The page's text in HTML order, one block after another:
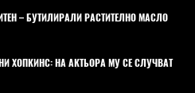
– БУТИЛИРАЛИ РАСТИТЕЛНО МАСЛО
ХОПКИНС: НА АКТЬОРА МУ СЕ СЛУЧВАТ